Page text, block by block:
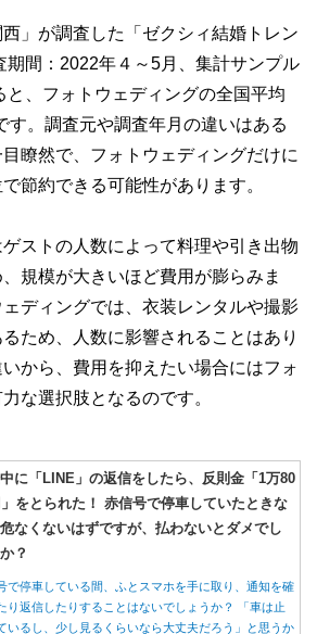
」が調査した「ゼクシィ結婚トレン
期間：2022年４～5月、集計サンプル
と、フォトウェディングの全国平均
す。調査元や調査年月の違いはある
瞭然で、フォトウェディングだけに
節約できる可能性があります。
ストの人数によって料理や引き出物
規模が大きいほど費用が膨らみま
ディングでは、衣装レンタルや撮影
ため、人数に影響されることはあり
から、費用を抑えたい場合にはフォ
な選択肢となるのです。
に「LINE」の返信をしたら、反則金「1万80
をとられた！ 赤信号で停車していたときな
なくないはずですが、払わないとダメでし
？
で停車している間、ふとスマホを手に取り、通知を確
り返信したりすることはないでしょうか？ 「車は止
いるし、少し見るくらいなら大丈夫だろう」と思うか